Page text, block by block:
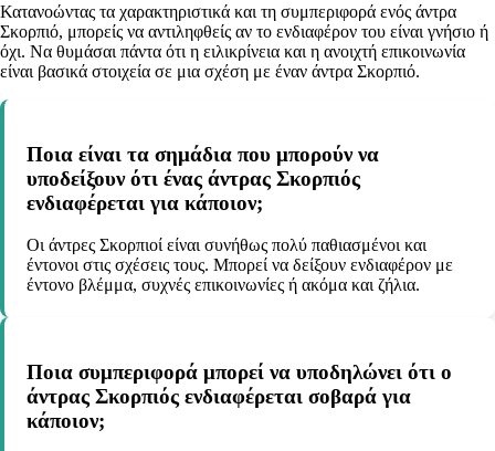
Κατανοώντας τα χαρακτηριστικά και τη συμπεριφορά ενός άντρα
Σκορπιό, μπορείς να αντιληφθείς αν το ενδιαφέρον του είναι γνήσιο ή
όχι. Να θυμάσαι πάντα ότι η ειλικρίνεια και η ανοιχτή επικοινωνία
είναι βασικά στοιχεία σε μια σχέση με έναν άντρα Σκορπιό.
Ποια είναι τα σημάδια που μπορούν να
υποδείξουν ότι ένας άντρας Σκορπιός
ενδιαφέρεται για κάποιον;
Οι άντρες Σκορπιοί είναι συνήθως πολύ παθιασμένοι και
έντονοι στις σχέσεις τους. Μπορεί να δείξουν ενδιαφέρον με
έντονο βλέμμα, συχνές επικοινωνίες ή ακόμα και ζήλια.
Ποια συμπεριφορά μπορεί να υποδηλώνει ότι ο
άντρας Σκορπιός ενδιαφέρεται σοβαρά για
κάποιον;